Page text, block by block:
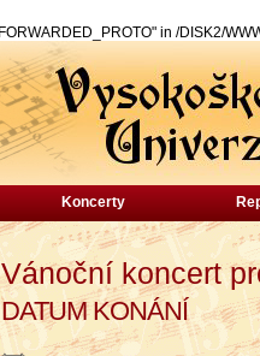
in /DISK2/
Koncerty
Vánoční koncert
DATUM KONÁNÍ